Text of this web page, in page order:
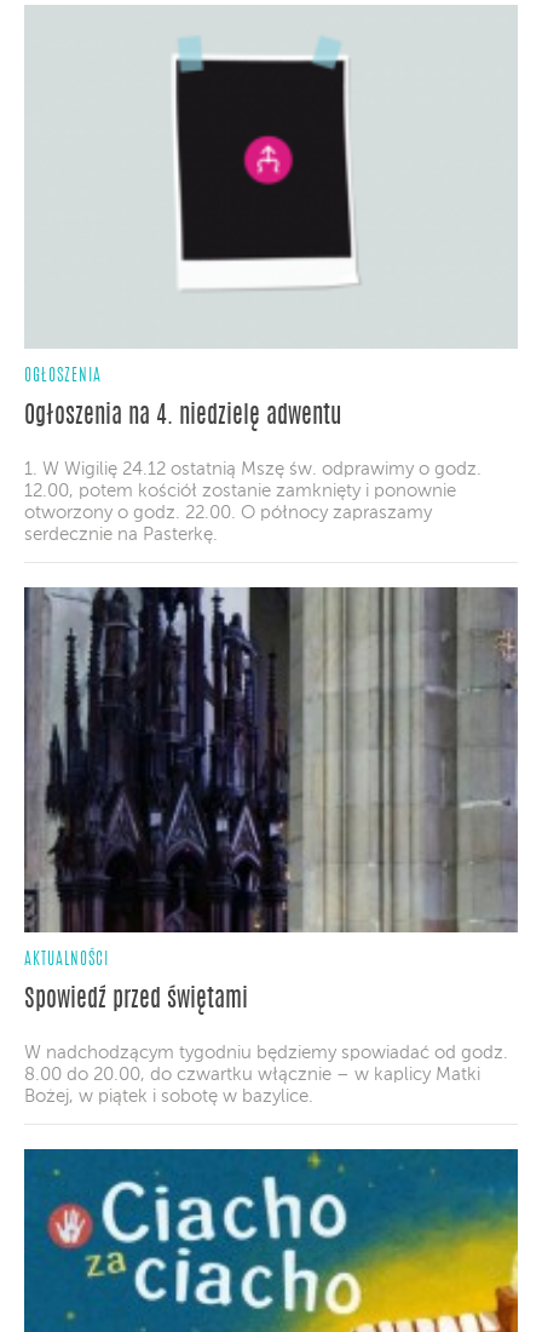
OGŁOSZENIA
Ogłoszenia na 4. niedzielę adwentu
1. W Wigilię 24.12 ostatnią Mszę św. odprawimy o godz.
12.00, potem kościół zostanie zamknięty i ponownie
otworzony o godz. 22.00. O północy zapraszamy
serdecznie na Pasterkę.
AKTUALNOŚCI
Spowiedź przed świętami
W nadchodzącym tygodniu będziemy spowiadać od godz.
8.00 do 20.00, do czwartku włącznie – w kaplicy Matki
Bożej, w piątek i sobotę w bazylice.